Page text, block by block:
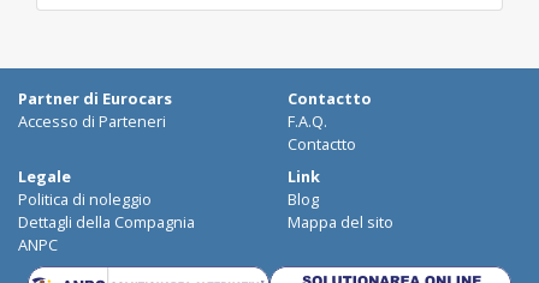
Partner di Eurocars
Accesso di Parteneri
Contactto
F.A.Q.
Contactto
Legale
Politica di noleggio
Dettagli della Compagnia
ANPC
Link
Blog
Mappa del sito